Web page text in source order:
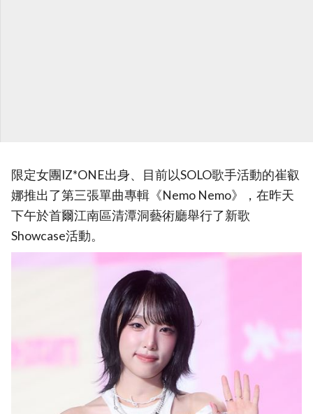
限定女團IZ*ONE出身、目前以SOLO歌手活動的崔叡
娜推出了第三張單曲專輯《Nemo Nemo》，在昨天
下午於首爾江南區清潭洞藝術廳舉行了新歌
Showcase活動。